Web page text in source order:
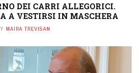
DEI CARRI ALLEGORICI.
A VESTIRSI IN MASCHERA
MAIRA TREVISAN